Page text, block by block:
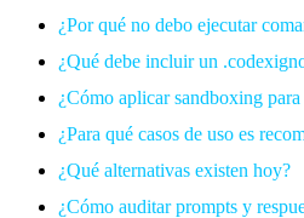
¿Por qué no debo ejecutar
¿Qué debe incluir un
¿Cómo aplicar sandboxing
¿Para qué casos de uso es
¿Qué alternativas existen hoy?
¿Cómo auditar prompts y